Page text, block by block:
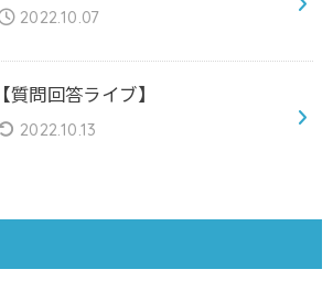
2022.10.07
【質問回答ライブ】
2022.10.13